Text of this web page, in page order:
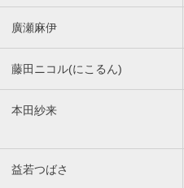
廣瀬麻伊
藤田ニコル(にこるん)
本田紗来
益若つばさ